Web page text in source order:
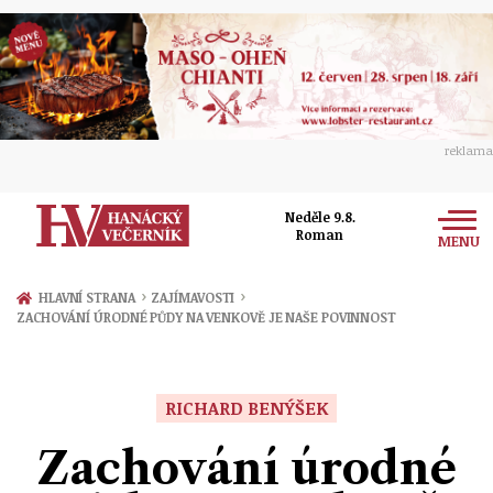
reklama
Neděle 9.8.
Roman
MENU
Zprávy
Přerov
Ekonomika
Ženy
Sport
HLAVNÍ STRANA › ZAJÍMAVOSTI ›
ZACHOVÁNÍ ÚRODNÉ PŮDY NA VENKOVĚ JE NAŠE POVINNOST
RICHARD BENÝŠEK
Zachování úrodné